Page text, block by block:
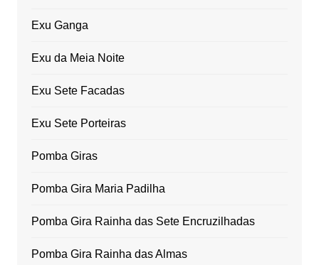
Exu Ganga
Exu da Meia Noite
Exu Sete Facadas
Exu Sete Porteiras
Pomba Giras
Pomba Gira Maria Padilha
Pomba Gira Rainha das Sete Encruzilhadas
Pomba Gira Rainha das Almas